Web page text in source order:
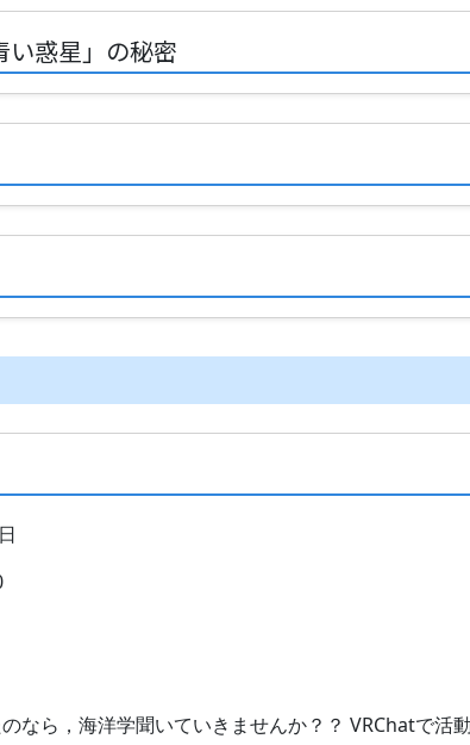
い惑星」の秘密
なら，海洋学聞いていきませんか？？ VRChatで活